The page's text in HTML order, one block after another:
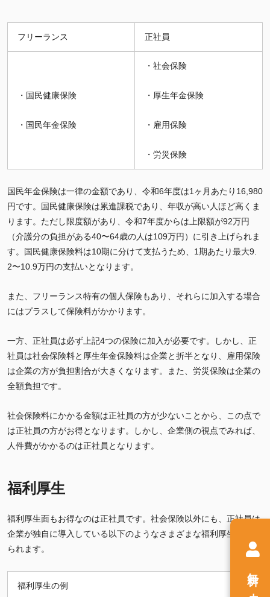
フリーランス 正社員
・国民健康保険
・国民年金保険
・社会保険
・厚生年金保険
・雇用保険
・労災保険
国民年金保険は一律の金額であり、令和6年度は1ヶ月あたり16,980
円です。国民健康保険は累進課税であり、年収が高い人ほど高くま
ります。ただし限度額があり、令和7年度からは上限額が92万円
（介護分の負担がある40〜64歳の人は109万円）に引き上げられま
す。国民健康保険料は10期に分けて支払うため、1期あたり最大9.
2〜10.9万円の支払いとなります。
また、フリーランス特有の個人保険もあり、それらに加入する場合
にはプラスして保険料がかかります。
一方、正社員は必ず上記4つの保険に加入が必要です。しかし、正
社員は社会保険料と厚生年金保険料は企業と折半となり、雇用保険
は企業の方が負担割合が大きくなります。また、労災保険は企業の
全額負担です。
社会保険料にかかる金額は正社員の方が少ないことから、この点で
は正社員の方がお得となります。しかし、企業側の視点でみれば、
人件費がかかるのは正社員となります。
福利厚生
福利厚生面もお得なのは正社員です。社会保険以外にも、正社員は
企業が独自に導入している以下のようなさまざまな福利厚生が受け
られます。
福利厚生の例